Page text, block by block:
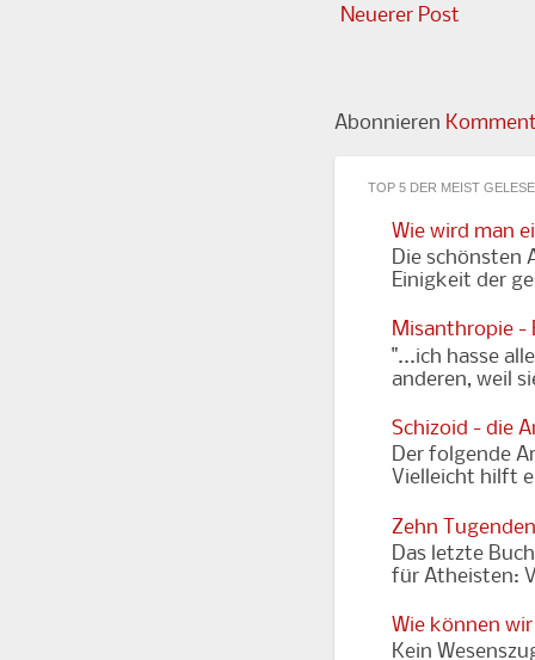
Neuerer Post
Abonnieren
TOP 5 DER MEIST
Wie wird man
Die schönsten
Einigkeit der
Misanthropie -
"...ich hasse
anderen, weil
Schizoid - die
Der folgende
Vielleicht hilft
Zehn
Das letzte
für Atheisten:
Wie können
Kein